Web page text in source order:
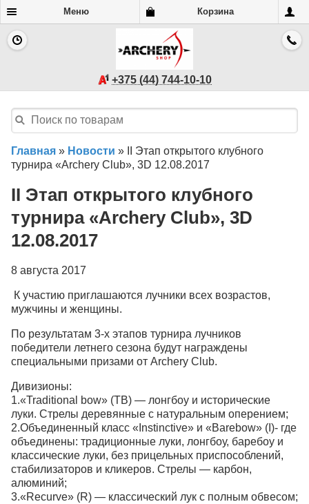
Меню Корзина
+375 (44) 744-10-10
Главная » Новости »
II Этап открытого клубного
турнира «Archery Club», 3D 12.08.2017
II Этап открытого клубного
турнира «Archery Club», 3D
12.08.2017
8 августа 2017
К участию приглашаются лучники всех возрастов,
мужчины и женщины.
По результатам 3-х этапов турнира лучников
победители летнего сезона будут награждены
специальными призами от Archery Club.
Дивизионы:
1.«Traditional bow» (TB) — лонгбоу и исторические
луки. Стрелы деревянные с натуральным оперением;
2.Объединенный класс «Instinctive» и «Barebow» (I)- где
объединены: традиционные луки, лонгбоу, баребоу и
классические луки, без прицельных приспособлений,
стабилизаторов и кликеров. Стрелы — карбон,
алюминий;
3.«Recurve» (R) — классический лук с полным обвесом;